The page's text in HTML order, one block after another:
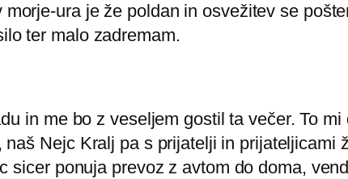
ura je že poldan in osvežitev se
ter malo zadremam.
in me bo z veseljem gostil ta večer. To
Nejc Kralj pa s prijatelji in prijateljicami
ponuja prevoz z avtom do doma,